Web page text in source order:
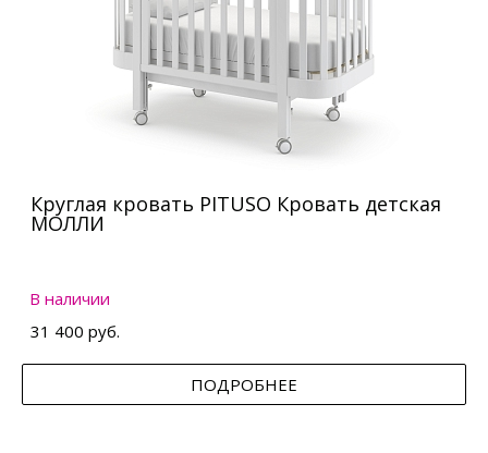
Круглая кровать PITUSO Кровать детская
МОЛЛИ
В наличии
31 400 руб.
ПОДРОБНЕЕ